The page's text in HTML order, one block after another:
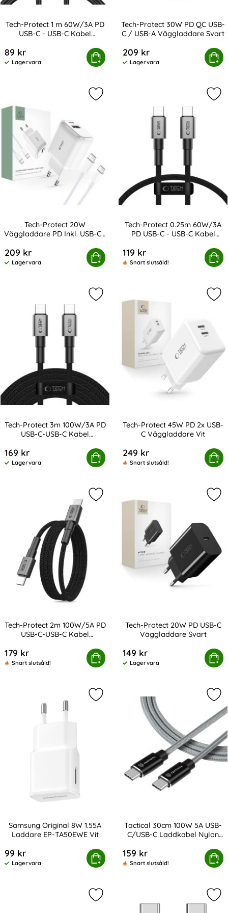
Tech-Protect 1 m 60W/3A PD
USB-C - USB-C Kabel
89 kr
Tillgänglighet:
Lagervara
Köp
1 m 60W/3A PD USB-C - USB-C Kabel UltraBoost Grå
Tech-Protect 30W PD QC USB-
C / USB-A Väggladdare Svart
209 kr
Tillgänglighet:
Lagervara
Köp
Tech-Protect 30W PD QC USB-
Tech-Protect 20W
Väggladdare PD Inkl. USB-C -
209 kr
Tillgänglighet:
Lagervara
Köp
20W Väggladdare PD Inkl. USB-C - USB-C Kabel Vit
Markera tech-Protect 20W
Tech-Protect 0.25m 60W/3A
PD USB-C - USB-C Kabel
119 kr
Snart slutsåld!
Köp
Tech-Protect 0.25m 60W/3A PD
Tech-Protect 3m 100W/3A PD
USB-C-USB-C Kabel
169 kr
Tillgänglighet:
Lagervara
Köp
3m 100W/3A PD USB-C-USB-C Kabel UltraBoost
Markera tech-Protect 3m 100W/3A
Tech-Protect 45W PD 2x USB-
C Väggladdare Vit
249 kr
Snart slutsåld!
Köp
Tech-Protect 45W PD 2x
Tech-Protect 2m 100W/5A PD
USB-C-USB-C Kabel
179 kr
Snart slutsåld!
Köp
2m 100W/5A PD USB-C-USB-C Kabel UltraBoost
Markera tech-Protect 2m 100W/5A
Tech-Protect 20W PD USB-C
Väggladdare Svart
149 kr
Tillgänglighet:
Lagervara
Köp
Tech-Protect 20W PD
Samsung Original 8W 1.55A
Laddare EP-TA50EWE Vit
99 kr
Tillgänglighet:
Lagervara
Köp
Original 8W 1.55A Laddare EP-TA50EWE Vit
Markera samsung Original 8W
Tactical 30cm 100W 5A USB-
C/USB-C Laddkabel Nylon
159 kr
Snart slutsåld!
Köp
Tactical 30cm 100W 5A USB-C/
Markera mcdodo 1.2m 3in1 USB-C